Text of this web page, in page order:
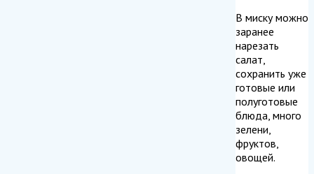
В миску можно
заранее
нарезать
салат,
сохранить уже
готовые или
полуготовые
блюда, много
зелени,
фруктов,
овощей.